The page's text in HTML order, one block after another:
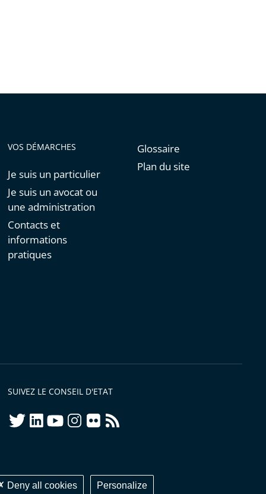
Deny all cookies Personalize
VOS DÉMARCHES
Je suis un particulier
Je suis un avocat ou
une administration
Contacts et
informations
pratiques
Glossaire
Plan du site
SUIVEZ LE CONSEIL D'ETAT
twitterlinkedInyoutubeinstagram
flickrrss
conforme